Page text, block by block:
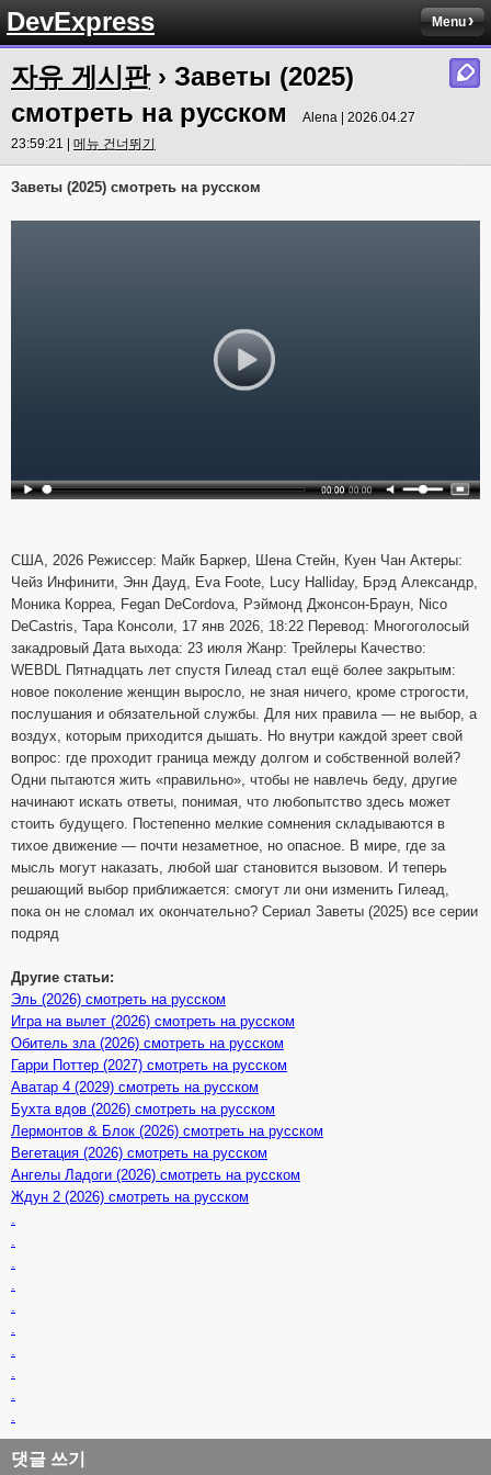
DevExpress Menu
자유 게시판› Заветы (2025)
смотреть на русском
Alena | 2026.04.27
23:59:21 | 메뉴 건너뛰기
Заветы (2025) смотреть на русском
США, 2026 Режиссер: Майк Баркер, Шена Стейн, Куен Чан Актеры:
Чейз Инфинити, Энн Дауд, Eva Foote, Lucy Halliday, Брэд Александр,
Моника Корреа, Fegan DeCordova, Рэймонд Джонсон-Браун, Nico
DeCastris, Тара Консоли, 17 янв 2026, 18:22 Перевод: Многоголосый
закадровый Дата выхода: 23 июля Жанр: Трейлеры Качество:
WEBDL Пятнадцать лет спустя Гилеад стал ещё более закрытым:
новое поколение женщин выросло, не зная ничего, кроме строгости,
послушания и обязательной службы. Для них правила — не выбор, а
воздух, которым приходится дышать. Но внутри каждой зреет свой
вопрос: где проходит граница между долгом и собственной волей?
Одни пытаются жить «правильно», чтобы не навлечь беду, другие
начинают искать ответы, понимая, что любопытство здесь может
стоить будущего. Постепенно мелкие сомнения складываются в
тихое движение — почти незаметное, но опасное. В мире, где за
мысль могут наказать, любой шаг становится вызовом. И теперь
решающий выбор приближается: смогут ли они изменить Гилеад,
пока он не сломал их окончательно? Сериал Заветы (2025) все серии
подряд
Другие статьи:
Эль (2026) смотреть на русском
Игра на вылет (2026) смотреть на русском
Обитель зла (2026) смотреть на русском
Гарри Поттер (2027) смотреть на русском
Аватар 4 (2029) смотреть на русском
Бухта вдов (2026) смотреть на русском
Лермонтов & Блок (2026) смотреть на русском
Вегетация (2026) смотреть на русском
Ангелы Ладоги (2026) смотреть на русском
Ждун 2 (2026) смотреть на русском
.
.
.
.
.
.
.
.
.
.
댓글 쓰기